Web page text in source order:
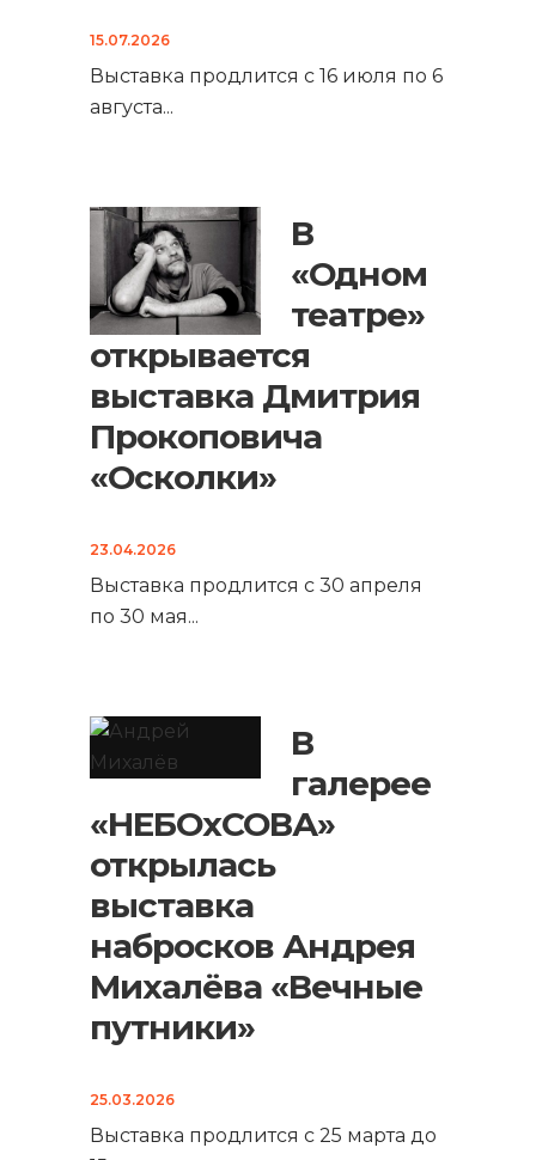
15.07.2026
Выставка продлится с 16 июля по 6
августа...
В
«Одном
театре»
открывается
выставка Дмитрия
Прокоповича
«Осколки»
23.04.2026
Выставка продлится с 30 апреля
по 30 мая...
В
галерее
«НЕБОхСОВА»
открылась
выставка
набросков Андрея
Михалёва «Вечные
путники»
25.03.2026
Выставка продлится с 25 марта до